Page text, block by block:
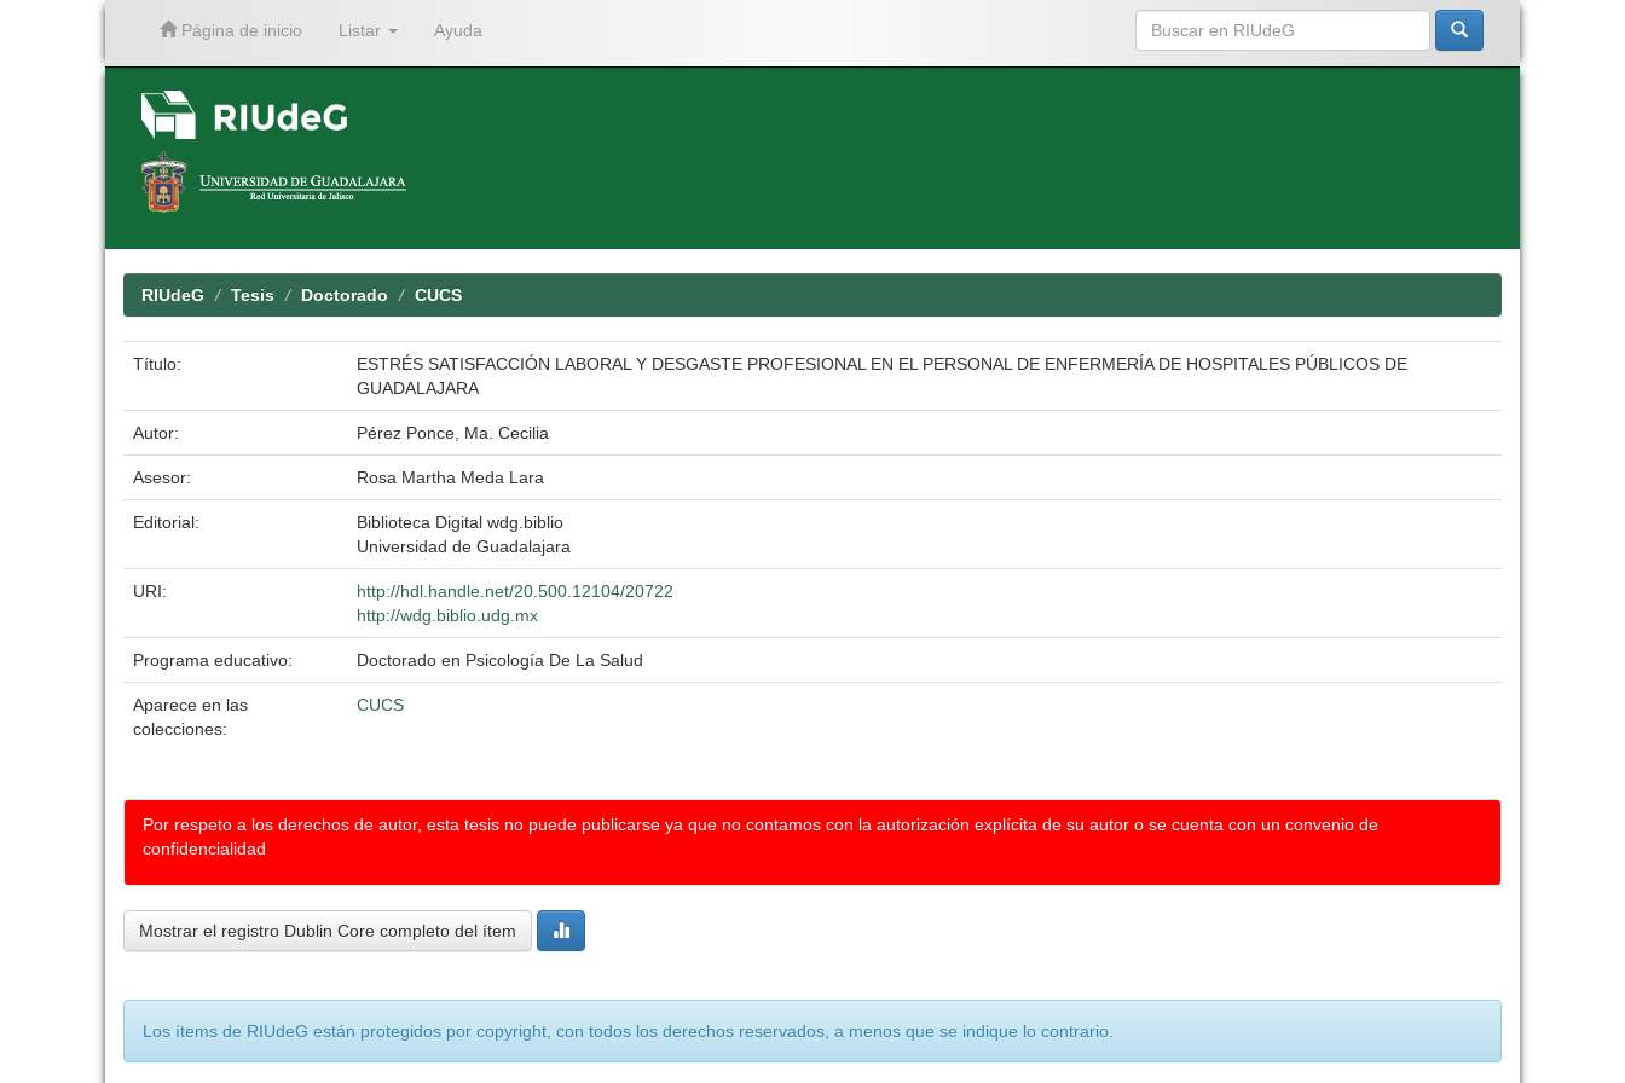
Página de inicio Listar Ayuda
RIUdeG Tesis Doctorado CUCS
Título:
ESTRÉS SATISFACCIÓN LABORAL Y DESGASTE PROFESIONAL EN EL PERSONAL DE ENFERMERÍA DE HOSPITALES PÚBLICOS DE
GUADALAJARA
Autor: Pérez Ponce, Ma. Cecilia
Asesor: Rosa Martha Meda Lara
Editorial:
Biblioteca Digital wdg.biblio
Universidad de Guadalajara
URI:
http://hdl.handle.net/20.500.12104/20722
http://wdg.biblio.udg.mx
Programa educativo: Doctorado en Psicología De La Salud
Aparece en las
colecciones:
CUCS
Por respeto a los derechos de autor, esta tesis no puede publicarse ya que no contamos con la autorización explícita de su autor o se cuenta con un convenio de
confidencialidad
Mostrar el registro Dublin Core completo del ítem
Los ítems de RIUdeG están protegidos por copyright, con todos los derechos reservados, a menos que se indique lo contrario.